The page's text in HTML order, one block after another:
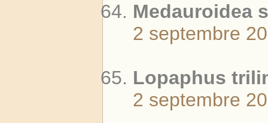
Medauroidea
2 septembre
Lopaphus
2 septembre